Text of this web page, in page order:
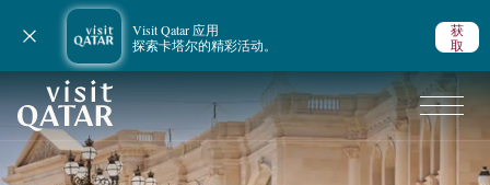
Visit Qatar 应用
探索卡塔尔的精彩活动。
获
取
关闭通知
VisitQatar 首页